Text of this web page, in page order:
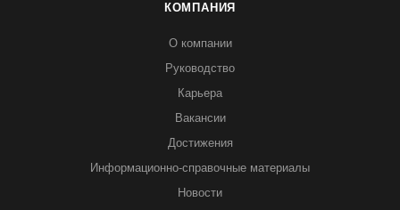
КОМПАНИЯ
О компании
Руководство
Карьера
Вакансии
Достижения
Информационно-справочные материалы
Новости